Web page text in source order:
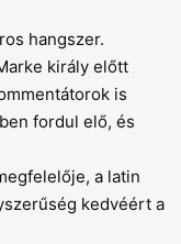
hangszer.
király előtt
is
fordul elő, és
a latin
kedvéért a